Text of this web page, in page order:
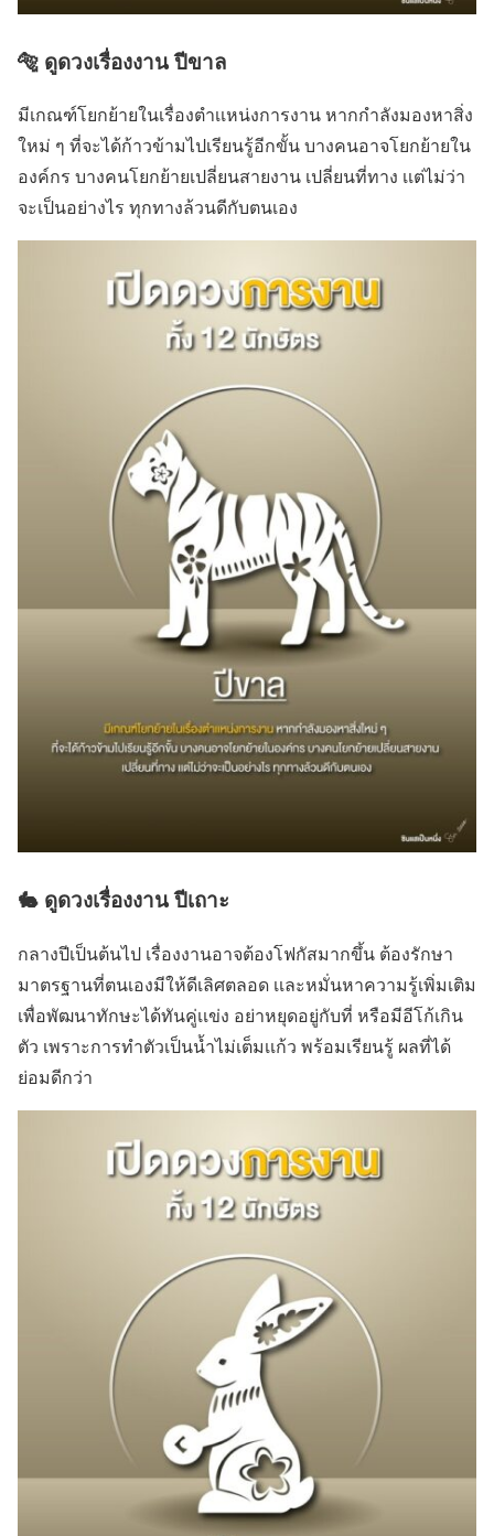
🐅 ดูดวงเรื่องงาน ปีขาล
มีเกณฑ์โยกย้ายในเรื่องตำเเหน่งการงาน หากกำลังมองหาสิ่ง
ใหม่ ๆ ที่จะได้ก้าวข้ามไปเรียนรู้อีกขั้น บางคนอาจโยกย้ายใน
องค์กร บางคนโยกย้ายเปลี่ยนสายงาน เปลี่ยนที่ทาง เเต่ไม่ว่า
จะเป็นอย่างไร ทุกทางล้วนดีกับตนเอง
🐇 ดูดวงเรื่องงาน ปีเถาะ
กลางปีเป็นต้นไป เรื่องงานอาจต้องโฟกัสมากขึ้น ต้องรักษา
มาตรฐานที่ตนเองมีให้ดีเลิศตลอด เเละหมั่นหาความรู้เพิ่มเติม
เพื่อพัฒนาทักษะได้ทันคู่เเข่ง อย่าหยุดอยู่กับที่ หรือมีอีโก้เกิน
ตัว เพราะการทำตัวเป็นน้ำไม่เต็มเเก้ว พร้อมเรียนรู้ ผลที่ได้
ย่อมดีกว่า